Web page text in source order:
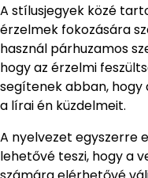
A stílusjegyek közé
érzelmek fokozására
használ párhuzamos
hogy az érzelmi
segítenek abban,
a lírai én küzdelmeit.
A nyelvezet egyszerre
lehetővé teszi, hogy a